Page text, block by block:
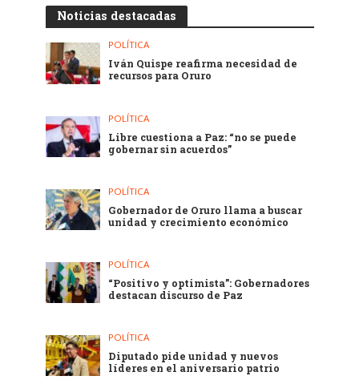
Noticias destacadas
POLÍTICA
Iván Quispe reafirma necesidad de
recursos para Oruro
POLÍTICA
Libre cuestiona a Paz: “no se puede
gobernar sin acuerdos”
POLÍTICA
Gobernador de Oruro llama a buscar
unidad y crecimiento económico
POLÍTICA
“Positivo y optimista”: Gobernadores
destacan discurso de Paz
POLÍTICA
Diputado pide unidad y nuevos
líderes en el aniversario patrio